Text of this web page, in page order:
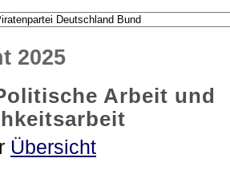
2025
Arbeit und
Übersicht